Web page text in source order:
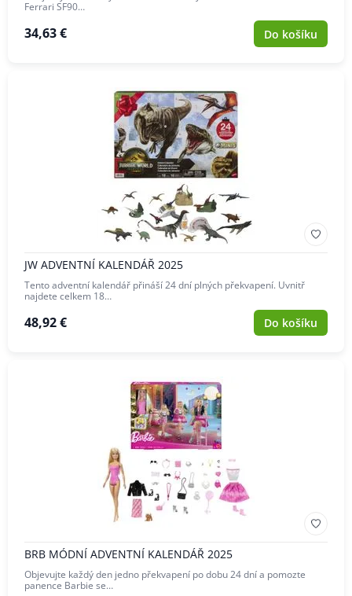
Ferrari SF90…
34,63 € Do košíku
JW ADVENTNÍ KALENDÁŘ 2025
Tento adventní kalendář přináší 24 dní plných překvapení. Uvnitř
najdete celkem 18…
48,92 € Do košíku
BRB MÓDNÍ ADVENTNÍ KALENDÁŘ 2025
Objevujte každý den jedno překvapení po dobu 24 dní a pomozte
panence Barbie se…